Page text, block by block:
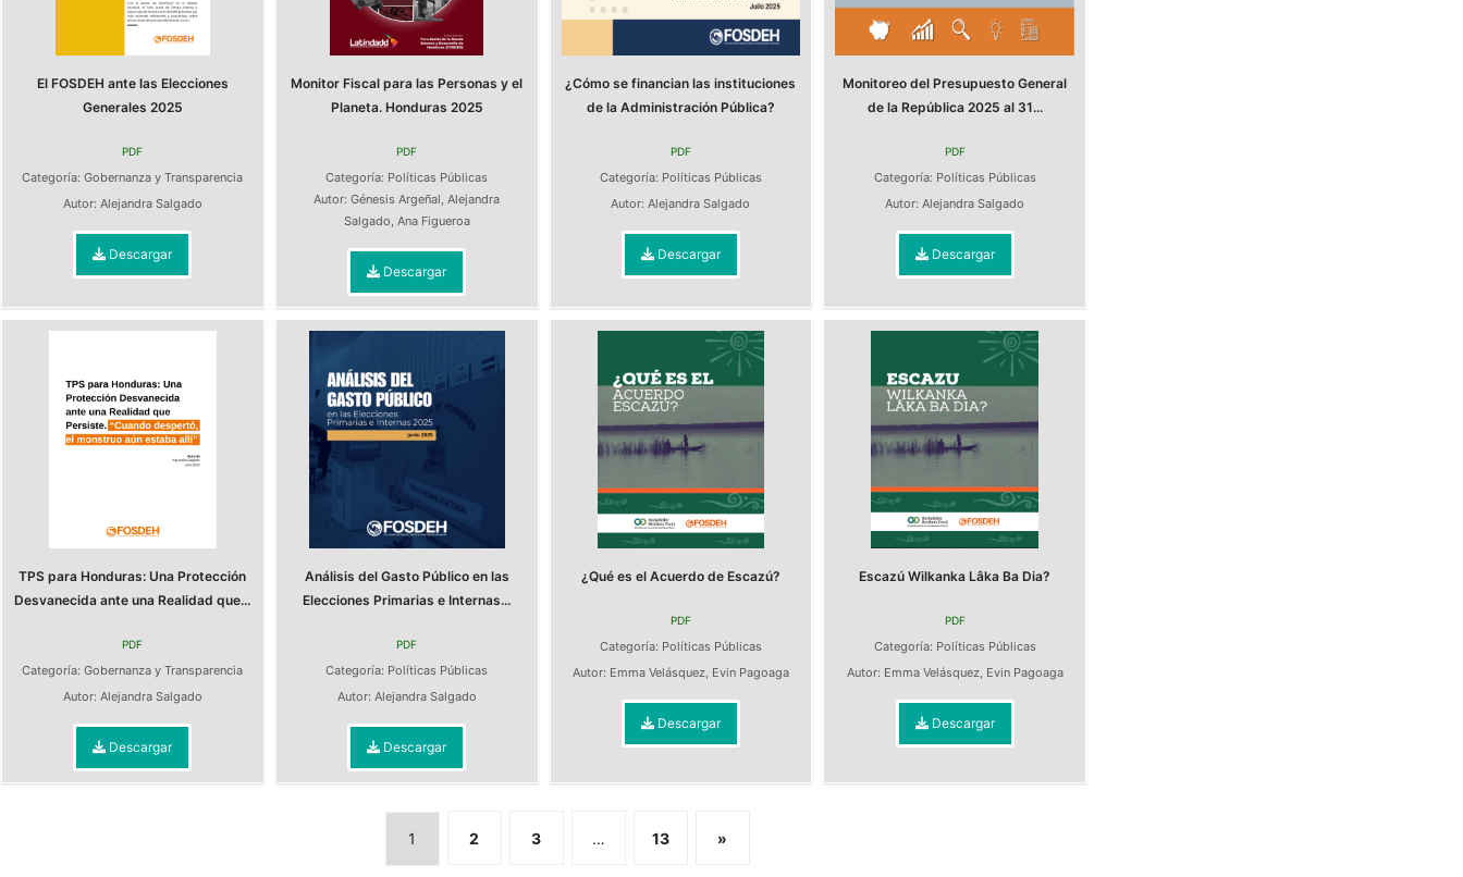
El FOSDEH ante las Elecciones
Generales 2025
PDF
Categoría:Gobernanza y Transparencia
Autor: Alejandra Salgado
Descargar
Monitor Fiscal para las Personas y el
Planeta. Honduras 2025
PDF
Categoría: Políticas Públicas
Autor:Génesis Argeñal,Alejandra
Salgado, Ana Figueroa
Descargar
¿Cómo se financian las instituciones
de la Administración Pública?
PDF
Categoría: Políticas Públicas
Autor:Alejandra Salgado
Descargar
Monitoreo del Presupuesto General
de la República 2025 al 31...
PDF
Categoría: Políticas Públicas
Autor:Alejandra Salgado
Descargar
TPS para Honduras: Una Protección
Desvanecida ante una Realidad que...
PDF
Categoría:Gobernanza y Transparencia
Autor: Alejandra Salgado
Descargar
Análisis del Gasto Público en las
Elecciones Primarias e Internas...
PDF
Categoría: Políticas Públicas
Autor: Alejandra Salgado
Descargar
¿Qué es el Acuerdo de Escazú?
PDF
Categoría: Políticas Públicas
Autor: Emma Velásquez, Evin Pagoaga
Descargar
Escazú Wilkanka Lâka Ba Dia?
PDF
Categoría: Políticas Públicas
Autor: Emma Velásquez, Evin Pagoaga
Descargar
1 2 3 … 13 »